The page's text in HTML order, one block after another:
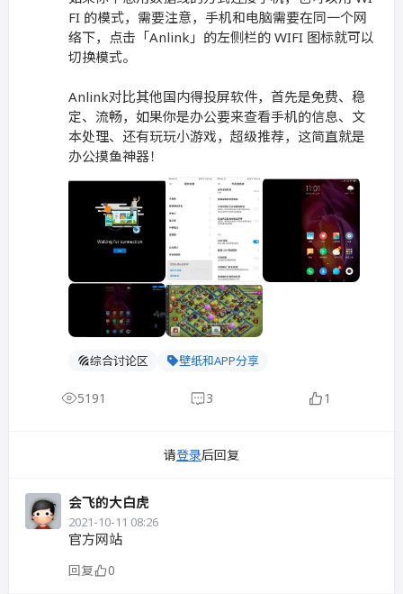
FI 的模式，需要注意，手机和电脑需要在同一个网
络下，点击「Anlink」的左侧栏的 WIFI 图标就可以
切换模式。
Anlink对比其他国内得投屏软件，首先是免费、稳
定、流畅，如果你是办公要来查看手机的信息、文
本处理、还有玩玩小游戏，超级推荐，这简直就是
办公摸鱼神器！
综合讨论区 壁纸和APP分享
5191 3 1
请登录后回复
会飞的大白虎
2021-10-11 08:26
官方网站
回复 0